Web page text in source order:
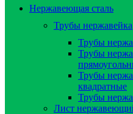
Нержавеющая сталь
Трубы нержавейка
Трубы
Трубы
Трубы
квадратные
Трубы
Лист